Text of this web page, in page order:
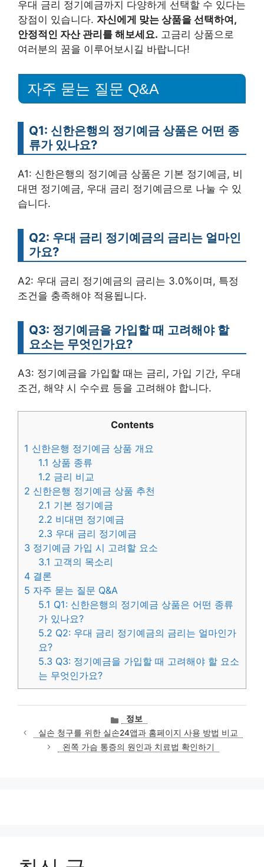
우대 금리 정기예금까지 다양하게 선택할 수 있다는
장점이 있습니다. 자신에게 맞는 상품을 선택하여,
안정적인 자산 관리를 해보세요. 고금리 상품으로
여러분의 꿈을 이루어보시길 바랍니다!
자주 묻는 질문 Q&A
Q1: 신한은행의 정기예금 상품은 어떤 종
류가 있나요?
A1: 신한은행의 정기예금 상품은 기본 정기예금, 비
대면 정기예금, 우대 금리 정기예금으로 나눌 수 있
습니다.
Q2: 우대 금리 정기예금의 금리는 얼마인
가요?
A2: 우대 금리 정기예금의 금리는 3.0%이며, 특정
조건을 충족해야 적용됩니다.
Q3: 정기예금을 가입할 때 고려해야 할
요소는 무엇인가요?
A3: 정기예금을 가입할 때는 금리, 가입 기간, 우대
조건, 해약 시 수수료 등을 고려해야 합니다.
Contents
1 신한은행 정기예금 상품 개요
1.1 상품 종류
1.2 금리 비교
2 신한은행 정기예금 상품 추천
2.1 기본 정기예금
2.2 비대면 정기예금
2.3 우대 금리 정기예금
3 정기예금 가입 시 고려할 요소
3.1 고객의 목소리
4 결론
5 자주 묻는 질문 Q&A
5.1 Q1: 신한은행의 정기예금 상품은 어떤 종류
가 있나요?
5.2 Q2: 우대 금리 정기예금의 금리는 얼마인가
요?
5.3 Q3: 정기예금을 가입할 때 고려해야 할 요소
는 무엇인가요?
카
테
고
리
정보
실손 청구를 위한 실손24앱과 홈페이지 사용 방법 비교
왼쪽 가슴 통증의 원인과 치료법 확인하기